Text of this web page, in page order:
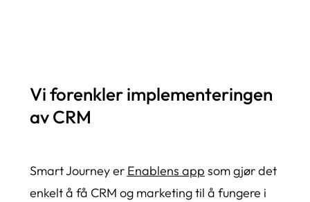
Vi forenkler implementeringen
av CRM
Smart Journey er Enablens app som gjør det
enkelt å få CRM og marketing til å fungere i